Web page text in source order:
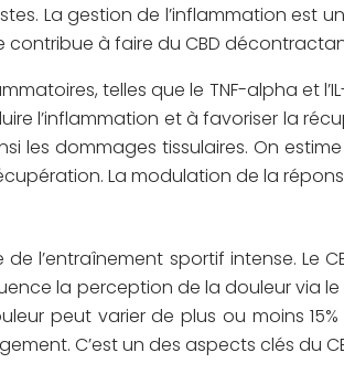
La gestion de l’inflammation est
à faire du CBD
telles que le TNF-alpha et
l’inflammation et à favoriser la
les dommages tissulaires. On
La modulation de la
l’entraînement sportif intense. Le
la perception de la douleur via le
peut varier de plus ou moins
C’est un des aspects clés du